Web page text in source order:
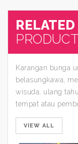
RELATED
Karangan bunga
belasungkawa,
wisuda, ulang
tempat atau
VIEW ALL